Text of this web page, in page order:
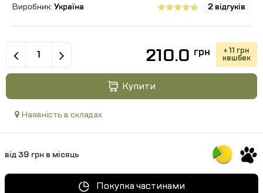
2 відгуків
Виробник: Україна
210.0 грн + 11 грн
кешбек
Купити
Наявність в складах
від 39 грн в місяць
Покупка частинами